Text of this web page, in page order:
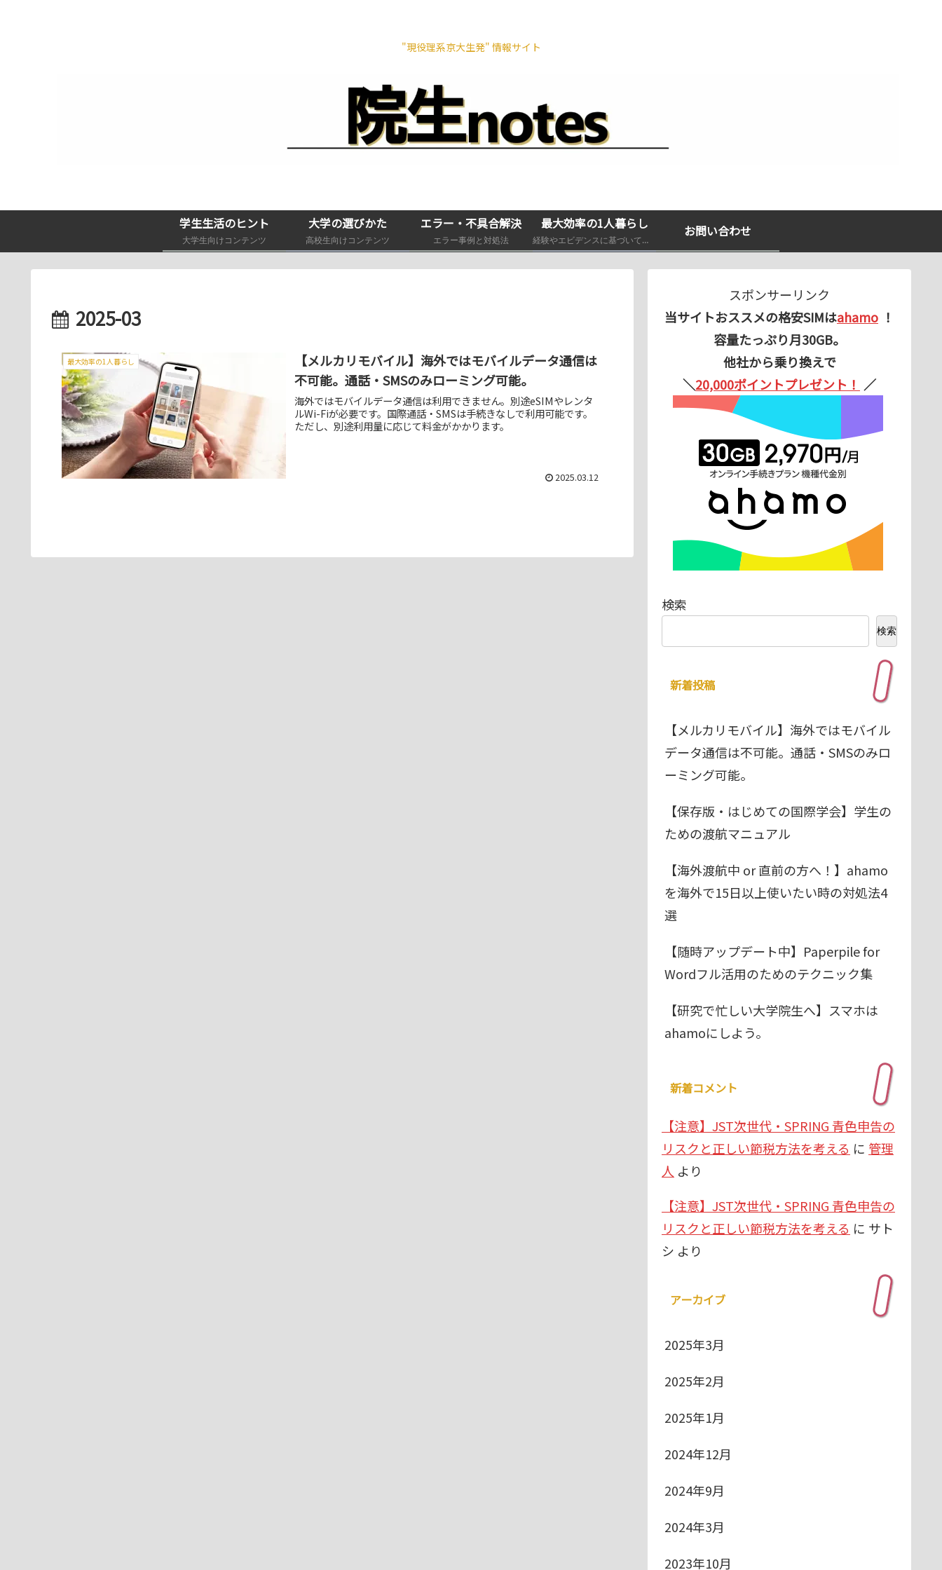
"現役理系京大生発" 情報サイト
学生生活のヒント
大学生向けコンテンツ
大学の選びかた
高校生向けコンテンツ
エラー・不具合解決
エラー事例と対処法
最大効率の1人暮らし
経験やエビデンスに基づいて発信！
お問い合わせ
2025-03
最大効率の1人暮らし
【メルカリモバイル】海外ではモバイルデータ通信は
不可能。通話・SMSのみローミング可能。
海外ではモバイルデータ通信は利用できません。別途eSIMやレンタ
ルWi-Fiが必要です。国際通話・SMSは手続きなしで利用可能です。
ただし、別途利用量に応じて料金がかかります。
2025.03.12
スポンサーリンク
当サイトおススメの格安SIMはahamo ！
容量たっぷり月30GB。
他社から乗り換えで
＼20,000ポイントプレゼント！ ／
検索
検索
新着投稿
【メルカリモバイル】海外ではモバイル
データ通信は不可能。通話・SMSのみロ
ーミング可能。
【保存版・はじめての国際学会】学生の
ための渡航マニュアル
【海外渡航中 or 直前の方へ！】ahamo
を海外で15日以上使いたい時の対処法4
選
【随時アップデート中】Paperpile for
Wordフル活用のためのテクニック集
【研究で忙しい大学院生へ】スマホは
ahamoにしよう。
新着コメント
【注意】JST次世代・SPRING 青色申告の
リスクと正しい節税方法を考える に 管理
人 より
【注意】JST次世代・SPRING 青色申告の
リスクと正しい節税方法を考える に サト
シ より
アーカイブ
2025年3月
2025年2月
2025年1月
2024年12月
2024年9月
2024年3月
2023年10月